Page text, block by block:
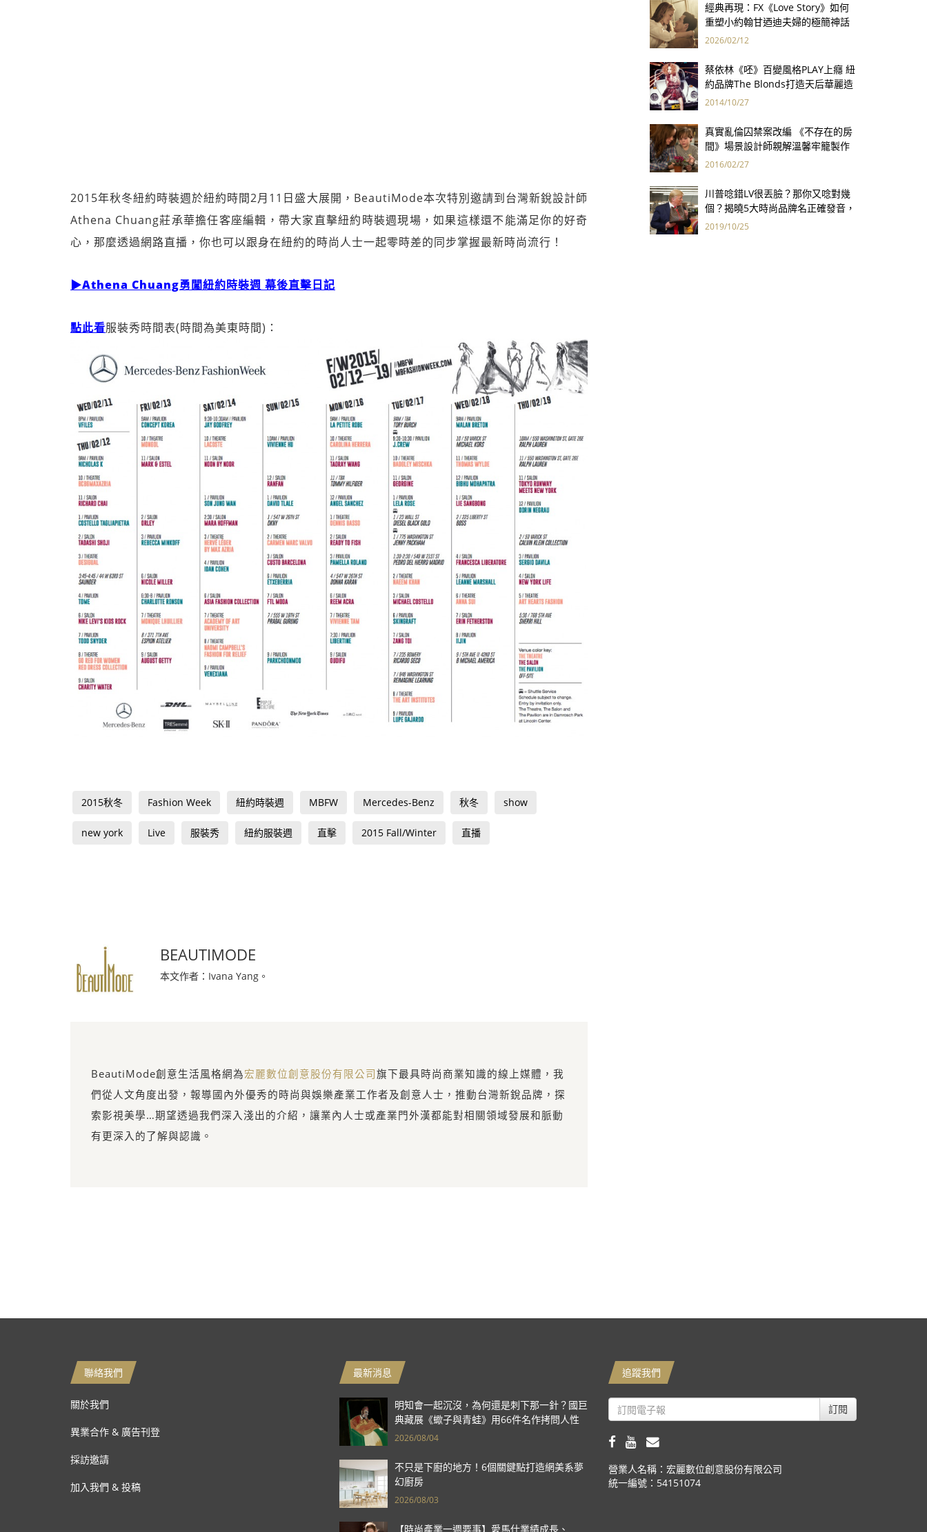
2015年秋冬紐約時裝週於紐約時間2月11日盛大展開，BeautiMode本次特別邀請到台灣新銳設計師
Athena Chuang莊承華擔任客座編輯，帶大家直擊紐約時裝週現場，如果這樣還不能滿足你的好奇
心，那麼透過網路直播，你也可以跟身在紐約的時尚人士一起零時差的同步掌握最新時尚流行！
▶Athena Chuang勇闖紐約時裝週 幕後直擊日記
點此看服裝秀時間表(時間為美東時間)：
2015秋冬 Fashion Week 紐約時裝週 MBFW Mercedes-Benz 秋冬 show
new york Live 服裝秀 紐約服裝週 直擊 2015 Fall/Winter 直播
BEAUTIMODE
本文作者：Ivana Yang。
BeautiMode創意生活風格網為宏麗數位創意股份有限公司旗下最具時尚商業知識的線上媒體，我
們從人文角度出發，報導國內外優秀的時尚與娛樂產業工作者及創意人士，推動台灣新銳品牌，探
索影視美學…期望透過我們深入淺出的介紹，讓業內人士或產業門外漢都能對相關領域發展和脈動
有更深入的了解與認識。
經典再現：FX《Love Story》如何
重塑小約翰甘迺迪夫婦的極簡神話
2026/02/12
蔡依林《呸》百變風格PLAY上癮 紐
約品牌The Blonds打造天后華麗造
型
2014/10/27
真實亂倫囚禁案改編 《不存在的房
間》場景設計師親解溫馨牢籠製作
幕後
2016/02/27
川普唸錯LV很丟臉？那你又唸對幾
個？揭曉5大時尚品牌名正確發音，
買不起也要懂唸！
2019/10/25
聯絡我們
關於我們
異業合作 & 廣告刊登
採訪邀請
加入我們 & 投稿
最新消息
明知會一起沉沒，為何還是刺下那一針？國巨
典藏展《蠍子與青蛙》用66件名作拷問人性
2026/08/04
不只是下廚的地方！6個關鍵點打造網美系夢
幻廚房
2026/08/03
【時尚產業一週要事】愛馬仕業績成長、
追蹤我們
訂閱
營業人名稱：宏麗數位創意股份有限公司
統一編號：54151074